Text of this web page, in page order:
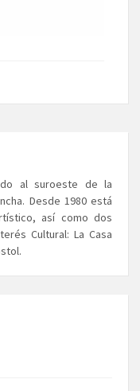
al suroeste de la
Desde 1980 está
así como dos
Cultural: La Casa